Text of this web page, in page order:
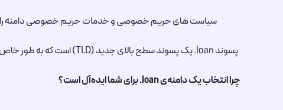
سیاست های حریم خصوصی و خدمات حریم خصوصی دامنه را که
پسوند.loanیک پسوند سطح بالای جدید (TLD) است که به طور خاص برای وب‌سایت‌های مرتبط با وام و اعتبار طراحی شده است.
چرا انتخاب یک دامنه‌ی.loanبرای شما ایده‌آل است؟